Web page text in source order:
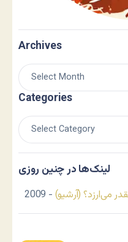
Archives
Categories
لینک‌ها در چنین روزی
می‌ارزد؟ (آرشیو) - 2009